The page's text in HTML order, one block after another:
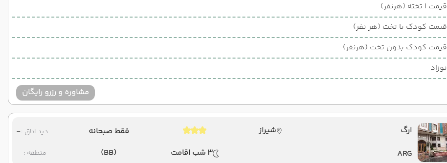
قیمت 1 تخته (هرنفر)
قیمت کودک با تخت (هر نفر)
قیمت کودک بدون تخت (هرنفر)
نوزاد
مشاوره و رزرو رایگان
ارگ
شیراز
ARG
3 شب اقامت
فقط صبحانه
(BB)
دید اتاق :-
منطقه :-